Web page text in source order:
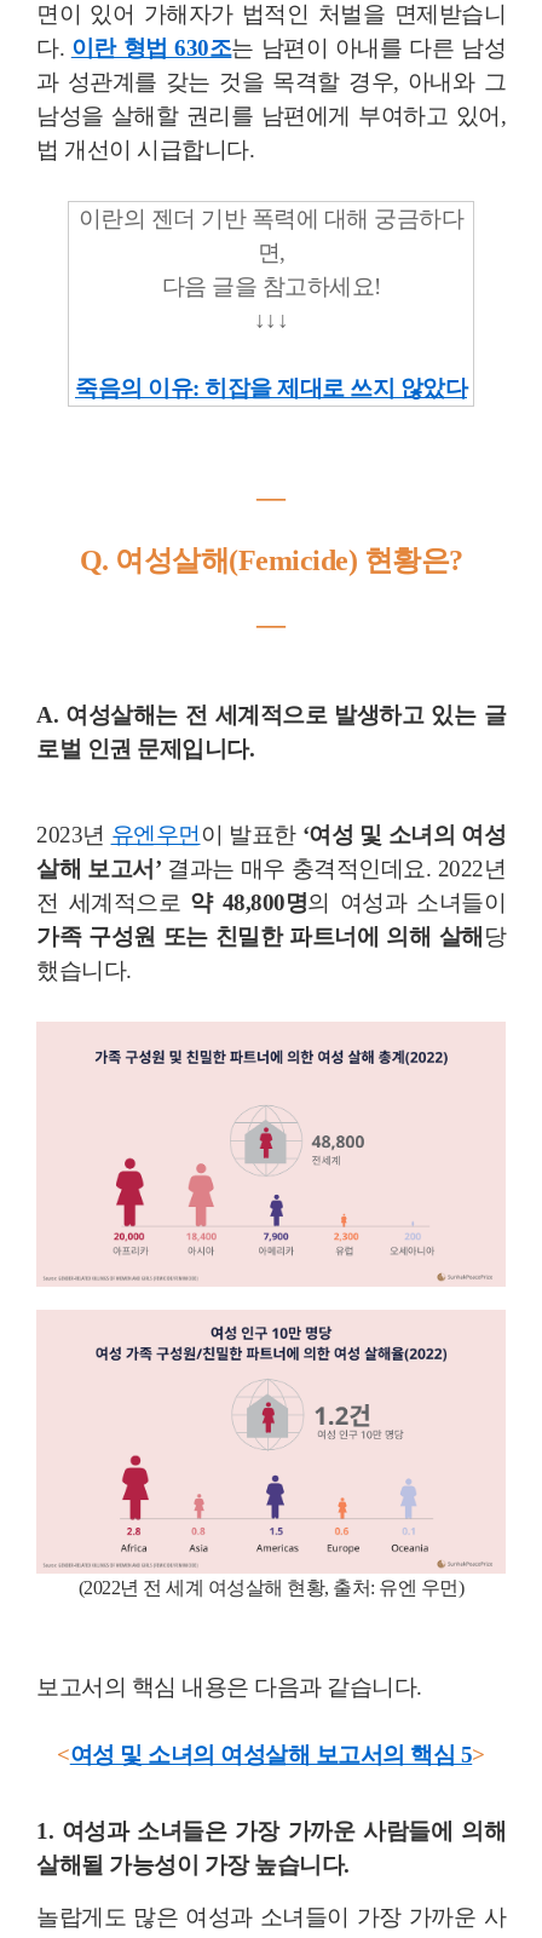
면이 있어 가해자가 법적인 처벌을 면제받습니
다. 이란 형법 630조는 남편이 아내를 다른 남성
과 성관계를 갖는 것을 목격할 경우, 아내와 그
남성을 살해할 권리를 남편에게 부여하고 있어,
법 개선이 시급합니다.
이란의 젠더 기반 폭력에 대해 궁금하다
면,
다음 글을 참고하세요!
↓↓↓
죽음의 이유: 히잡을 제대로 쓰지 않았다
―
Q. 여성살해(Femicide) 현황은?
―
A. 여성살해는 전 세계적으로 발생하고 있는 글
로벌 인권 문제입니다.
2023년 유엔우먼 이 발표한 ‘여성 및 소녀의 여성
살해 보고서’ 결과는 매우 충격적인데요. 2022년
전 세계적으로 약 48,800명의 여성과 소녀들이
가족 구성원 또는 친밀한 파트너에 의해 살해 당
했습니다.
(2022년 전 세계 여성살해 현황, 출처: 유엔 우먼)
보고서의 핵심 내용은 다음과 같습니다.
<여성 및 소녀의 여성살해 보고서의 핵심 5>
1. 여성과 소녀들은 가장 가까운 사람들에 의해
살해될 가능성이 가장 높습니다.
놀랍게도 많은 여성과 소녀들이 가장 가까운 사